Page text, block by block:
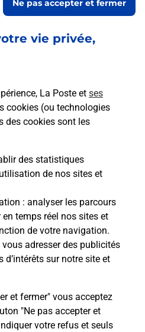
vie privée,
La Poste et ses
cookies (ou technologies
des cookies sont les
des statistiques
de nos sites et
: analyser les parcours
temps réel nos sites et
de votre navigation.
vous adresser des publicités
d’intérêts sur notre site et
et fermer" vous acceptez
"Ne pas accepter et
votre refus et seuls
Ne pas accepter et fermer
09h00